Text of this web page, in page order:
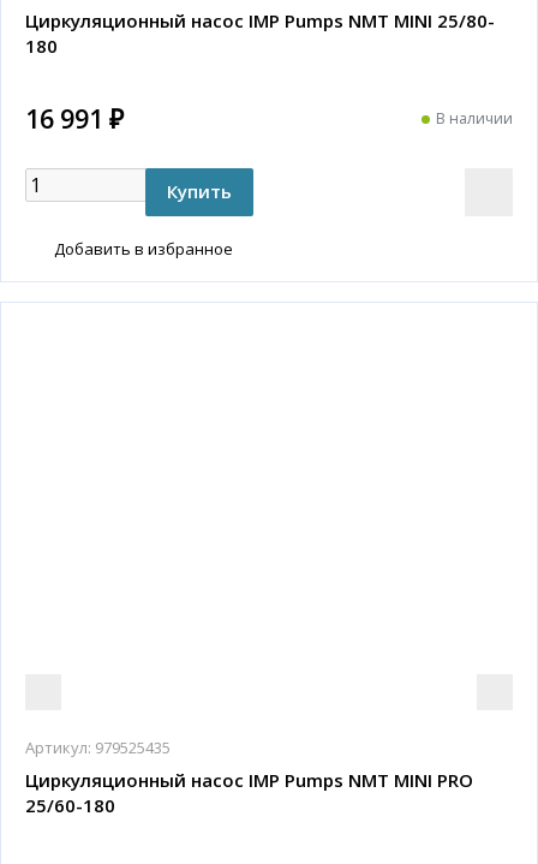
Циркуляционный насос IMP Pumps NMT MINI 25/80-
180
16 991 ₽ В наличии
Добавить в избранное
Артикул: 979525435
Циркуляционный насос IMP Pumps NMT MINI PRO
25/60-180